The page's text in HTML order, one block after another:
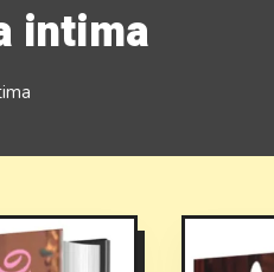
intima